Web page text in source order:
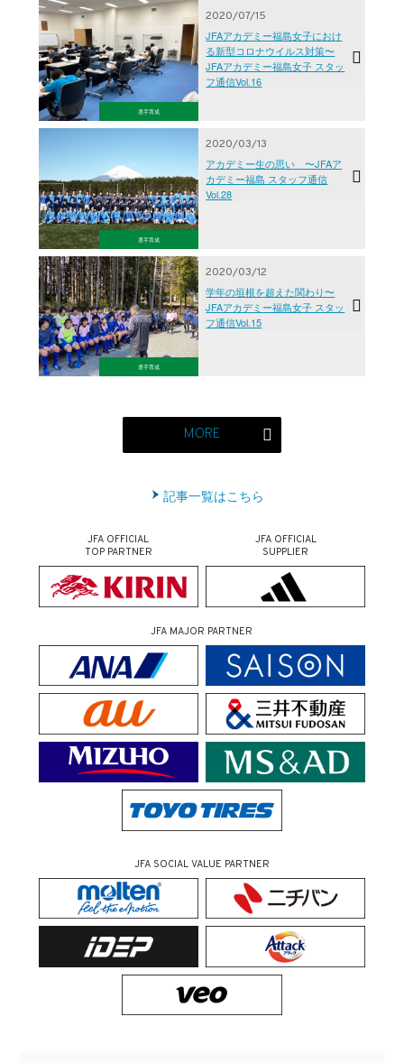
選手育成
2020/07/15
JFAアカデミー福島女子におけ
る新型コロナウイルス対策〜
JFAアカデミー福島女子 スタッ
フ通信Vol.16
選手育成
2020/03/13
アカデミー生の思い 〜JFAア
カデミー福島 スタッフ通信
Vol.28
選手育成
2020/03/12
学年の垣根を超えた関わり〜
JFAアカデミー福島女子 スタッ
フ通信Vol.15
MORE
記事一覧はこちら
JFA OFFICIAL
TOP PARTNER
JFA OFFICIAL
SUPPLIER
JFA MAJOR PARTNER
JFA SOCIAL VALUE PARTNER